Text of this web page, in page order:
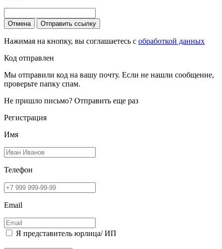
Отмена Отправить ссылку
Нажимая на кнопку, вы соглашаетесь с обработкой данных
Код отправлен
Мы отправили код на вашу почту. Если не нашли сообщение,
проверьте папку спам.
Не пришло письмо? Отправить еще раз
Регистрация
Имя
Телефон
Email
Я представитель юрлица/ ИП